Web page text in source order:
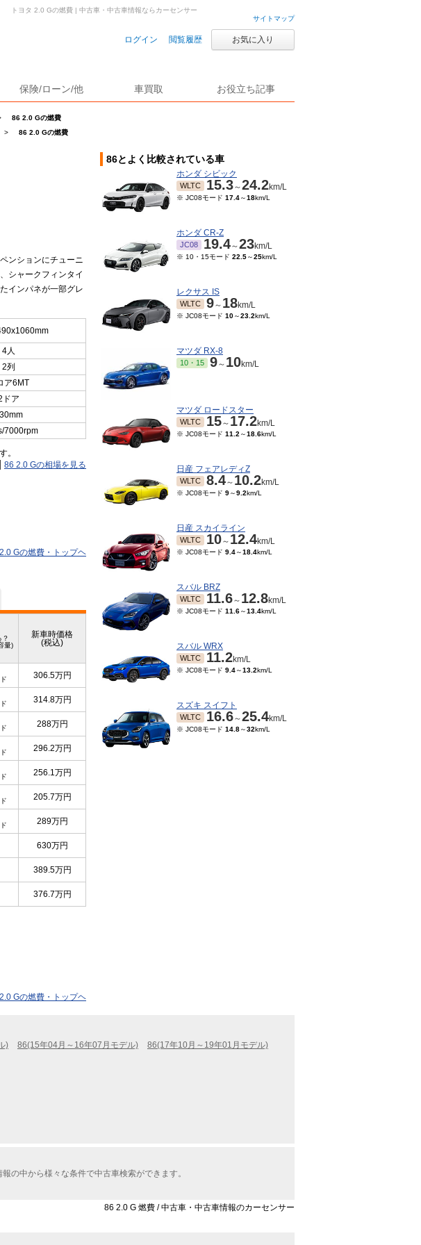
サイトマップ
ログイン 閲覧履歴 お気に入り
保険/ローン/他 車買取 お役立ち記事
86 2.0 Gの燃費
> 86 2.0 Gの燃費
トヨタ 2.0 Gの燃費 | 中古車・中古車情報ならカーセンサー
ンションにチューニ
シャークフィンタイ
インパネが一部グレ
4人
2列
ア6MT
ドア
7000rpm
。
86 2.0 Gの相場を見る
Gの燃費・トップヘ
量)
新車時価格
(税込)
306.5万円
314.8万円
288万円
296.2万円
256.1万円
205.7万円
289万円
630万円
389.5万円
376.7万円
Gの燃費・トップヘ
86とよく比較されている車
ホンダ シビック
WLTC 15.3～24.2km/L
※ JC08モード 17.4～18km/L
ホンダ CR-Z
JC08 19.4～23km/L
※ 10・15モード 22.5～25km/L
レクサス IS
WLTC 9～ 18km/L
※ JC08モード 10～23.2km/L
マツダ RX-8
10・15 9～ 10km/L
マツダ ロードスター
WLTC 15～ 17.2km/L
※ JC08モード 11.2 ～18.6km/L
日産 フェアレディZ
WLTC 8.4～ 10.2km/L
※ JC08モード 9～9.2km/L
日産 スカイライン
WLTC 10～ 12.4km/L
※ JC08モード 9.4～18.4km/L
スバル BRZ
WLTC 11.6～ 12.8km/L
※ JC08モード 11.6～13.4km/L
スバル WRX
WLTC 11.2km/L
※ JC08モード 9.4～13.2km/L
スズキ スイフト
WLTC 16.6～25.4km/L
※ JC08モード 14.8～32km/L
) 86(15年04月～16年07月モデル)
86(17年10月～19年01月モデル)
の中から様々な条件で中古車検索ができます。
86 2.0 G 燃費 / 中古車・中古車情報のカーセンサー